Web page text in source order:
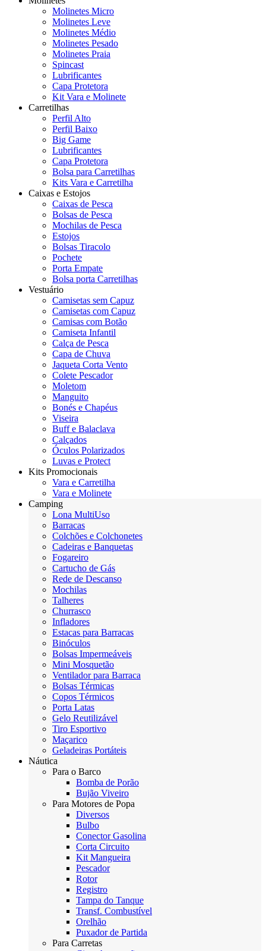
Molinetes Micro
Molinetes Leve
Molinetes Médio
Molinetes Pesado
Molinetes Praia
Spincast
Lubrificantes
Capa Protetora
Kit Vara e Molinete
Carretilhas
Perfil Alto
Perfil Baixo
Big Game
Lubrificantes
Capa Protetora
Bolsa para Carretilhas
Kits Vara e Carretilha
Caixas e Estojos
Caixas de Pesca
Bolsas de Pesca
Mochilas de Pesca
Estojos
Bolsas Tiracolo
Pochete
Porta Empate
Bolsa porta Carretilhas
Vestuário
Camisetas sem Capuz
Camisetas com Capuz
Camisas com Botão
Camiseta Infantil
Calça de Pesca
Capa de Chuva
Jaqueta Corta Vento
Colete Pescador
Moletom
Manguito
Bonés e Chapéus
Viseira
Buff e Balaclava
Calçados
Óculos Polarizados
Luvas e Protect
Kits Promocionais
Vara e Carretilha
Vara e Molinete
Camping
Lona MultiUso
Barracas
Colchões e Colchonetes
Cadeiras e Banquetas
Fogareiro
Cartucho de Gás
Rede de Descanso
Mochilas
Talheres
Churrasco
Infladores
Estacas para Barracas
Binóculos
Bolsas Impermeáveis
Mini Mosquetão
Ventilador para Barraca
Bolsas Térmicas
Copos Térmicos
Porta Latas
Gelo Reutilizável
Tiro Esportivo
Maçarico
Geladeiras Portáteis
Náutica
Para o Barco
Bomba de Porão
Bujão Viveiro
Para Motores de Popa
Diversos
Bulbo
Conector Gasolina
Corta Circuito
Kit Mangueira
Pescador
Rotor
Registro
Tampa do Tanque
Transf. Combustível
Orelhão
Puxador de Partida
Para Carretas